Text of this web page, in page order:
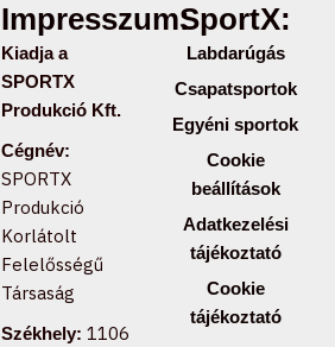
Impresszum:
Kiadja a
SPORTX
Produkció Kft.
Cégnév:
SPORTX
Produkció
Korlátolt
Felelősségű
Társaság
Székhely: 1106
SportX:
Labdarúgás
Csapatsportok
Egyéni sportok
Cookie
beállítások
Adatkezelési
tájékoztató
Cookie
tájékoztató